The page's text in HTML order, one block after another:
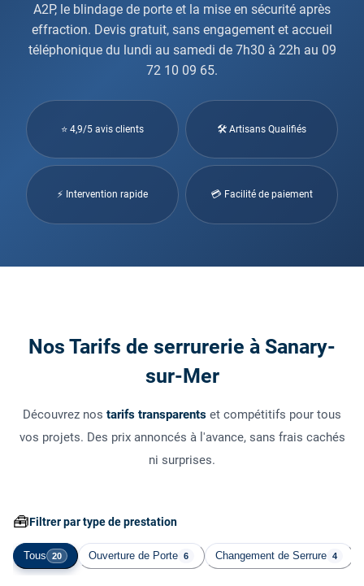
A2P, le blindage de porte et la mise en sécurité après
effraction. Devis gratuit, sans engagement et accueil
téléphonique du lundi au samedi de 7h30 à 22h au 09
72 10 09 65.
⭐ 4,9/5 avis clients 🛠 Artisans Qualifiés
⚡ Intervention rapide 💳 Facilité de paiement
Nos Tarifs de serrurerie à Sanary-
sur-Mer
Découvrez nos tarifs transparents et compétitifs pour tous
vos projets. Des prix annoncés à l'avance, sans frais cachés
ni surprises.
🧰Filtrer par type de prestation
Tous 20 Ouverture de Porte 6 Changement de Serrure 4